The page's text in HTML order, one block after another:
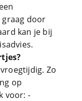
door
kan je bij
Zo
op
voor: -